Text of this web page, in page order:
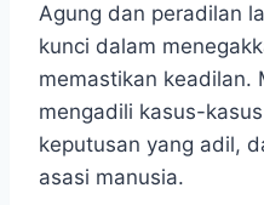
Agung dan peradilan
kunci dalam
memastikan keadilan.
mengadili kasus-
keputusan yang adil,
asasi manusia.